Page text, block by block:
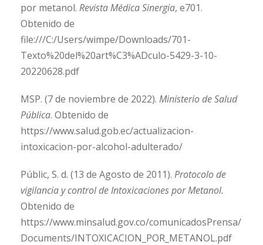
por metanol. Revista Médica Sinergia, e701.
Obtenido de
file:///C:/Users/wimpe/Downloads/701-
Texto%20del%20art%C3%ADculo-5429-3-10-
20220628.pdf
MSP. (7 de noviembre de 2022). Ministerio de Salud
Pública. Obtenido de
https://www.salud.gob.ec/actualizacion-
intoxicacion-por-alcohol-adulterado/
Públic, S. d. (13 de Agosto de 2011). Protocolo de
vigilancia y control de Intoxicaciones por Metanol.
Obtenido de
https://www.minsalud.gov.co/comunicadosPrensa/
Documents/INTOXICACION_POR_METANOL.pdf